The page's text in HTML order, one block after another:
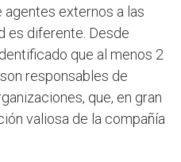
externos a las
es diferente. Desde
que al menos 2
responsables de
que, en gran
valiosa de la compañía